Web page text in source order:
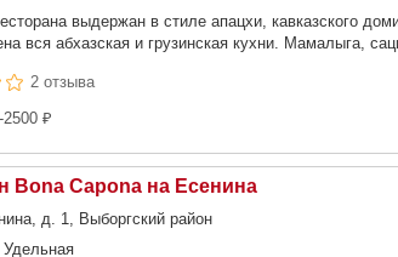
выдержан в стиле апацхи, кавказского
вся абхазская и грузинская кухни. Мамалыга,
2 отзыва
₽
Bona Capona на Есенина
д. 1, Выборгский район